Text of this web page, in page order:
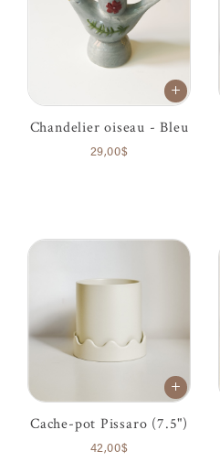
Chandelier oiseau - Bleu
29,00$
Cache-pot Pissaro (7.5")
42,00$